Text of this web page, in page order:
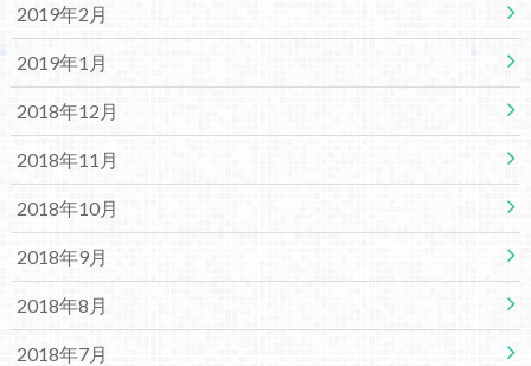
2019年2月
2019年1月
2018年12月
2018年11月
2018年10月
2018年9月
2018年8月
2018年7月